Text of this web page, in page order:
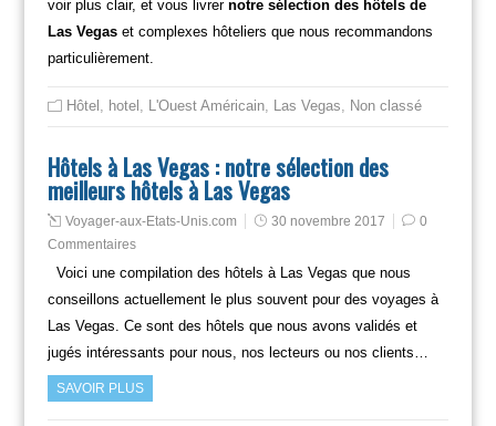
voir plus clair, et vous livrer notre sélection des hôtels de
Las Vegaset complexes hôteliers que nous recommandons
particulièrement.
Hôtel hotel L'Ouest Américain, Las Vegas Non classé
Hôtels à Las Vegas : notre sélection des
meilleurs hôtels à Las Vegas
Voyager-aux-Etats-Unis.com 30 novembre 2017
0
Commentaires
Voici une compilation des hôtels à Las Vegas que nous
conseillons actuellement le plus souvent pour des voyages à
Las Vegas. Ce sont des hôtels que nous avons validés et
jugés intéressants pour nous, nos lecteurs ou nos clients…
SAVOIR PLUS